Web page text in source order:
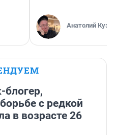
Анатолий
блогер,
с редкой
в возрасте 26